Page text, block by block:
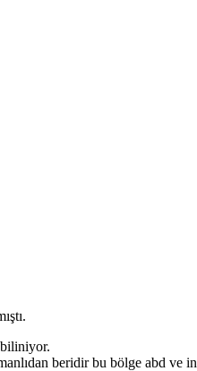
beridir bu bölge abd